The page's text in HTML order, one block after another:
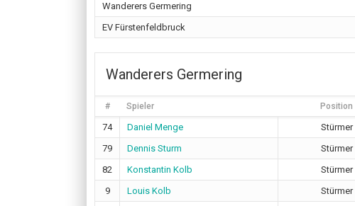
Wanderers Germering
EV Fürstenfeldbruck
Wanderers Germering
# Spieler Position
74 Daniel Menge Stürmer
79
Dennis Sturm Stürmer
82
Konstantin Kolb Stürmer
9
Louis Kolb Stürmer